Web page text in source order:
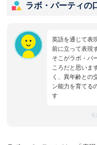
ラボ・パーティの
英語を通じて表
前に立って表現
そこがラボ・パ
ころだと思いま
く、異年齢との
ン能力を育てる
す
引